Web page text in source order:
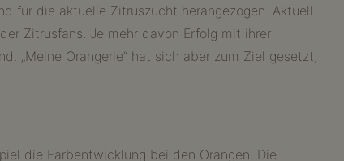
für die aktuelle Zitruszucht herangezogen. Aktuell
Zitrusfans. Je mehr davon Erfolg mit ihrer
„Meine Orangerie“ hat sich aber zum Ziel gesetzt,
die Farbentwicklung bei den Orangen. Die